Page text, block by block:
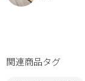
関連商品タグ